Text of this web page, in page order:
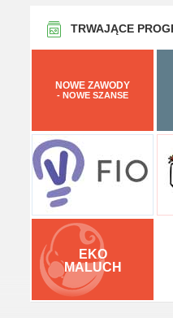
TRWAJĄCE
NOWE ZAWODY
- NOWE SZANSE
EKO
MALUCH